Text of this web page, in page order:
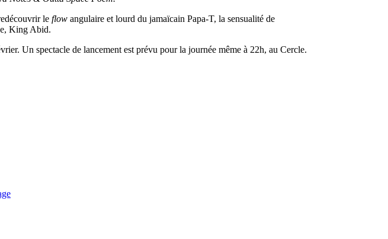
le flow angulaire et lourd du jamaïcain Papa-T, la sensualité de
King Abid.
Un spectacle de lancement est prévu pour la journée même à 22h, au Cercle.